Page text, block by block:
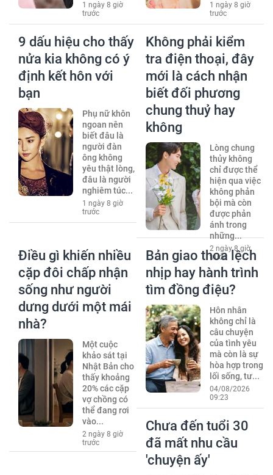
1 ngày 8 giờ
trước
1 ngày 8 giờ
trước
9 dấu hiệu cho thấy
nửa kia không có ý
định kết hôn với
bạn
Phụ nữ khôn
ngoan nên
biết đâu là
người đàn
ông không
yêu thật lòng,
đâu là người
nghiêm túc...
1 ngày 8 giờ
trước
Không phải kiểm
tra điện thoại, đây
mới là cách nhận
biết đối phương
chung thuỷ hay
không
Lòng chung
thủy không
chỉ được thể
hiện qua việc
không phản
bội mà còn
được phản
ánh trong
những...
2 ngày 8 giờ
trước
Điều gì khiến nhiều
cặp đôi chấp nhận
sống như người
dưng dưới một mái
nhà?
Một cuộc
khảo sát tại
Nhật Bản cho
thấy khoảng
20% các cặp
vợ chồng có
thể đang rơi
vào...
2 ngày 8 giờ
trước
Bản giao thoa lệch
nhịp hay hành trình
tìm đồng điệu?
Hôn nhân
không chỉ là
câu chuyện
của tình yêu
mà còn là sự
hòa hợp trong
lối sống, tư...
04/08/2026
09:23
Chưa đến tuổi 30
đã mất nhu cầu
'chuyện ấy'